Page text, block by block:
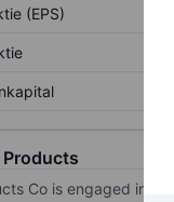
(EPS)
Products
Co is engaged in